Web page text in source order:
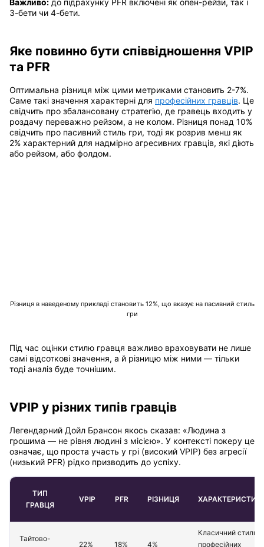
3-бети чи 4-бети.
Яке повинно бути співвідношення VPIP
та PFR
Оптимальна різниця між цими метриками становить 2-7%.
Саме такі значення характерні для професійних гравців. Це
свідчить про збалансовану стратегію, де гравець входить у
роздачу переважно рейзом, а не колом. Різниця понад 10%
свідчить про пасивний стиль гри, тоді як розрив менш як
2% характерний для надмірно агресивних гравців, які діють
або рейзом, або фолдом.
Різниця в наведеному прикладі становить 12%, що вказує на пасивний стиль
гри
Під час оцінки стилю гравця важливо враховувати не лише
самі відсоткові значення, а й різницю між ними — тільки
тоді аналіз буде точнішим.
VPIP у різних типів гравців
Легендарний Дойл Брансон якось сказав: «Людина з
грошима — не рівня людині з місією». У контексті покеру це
означає, що проста участь у грі (високий VPIP) без агресії
(низький PFR) рідко призводить до успіху.
ТИП
ГРАВЦЯ
VPIP PFR РІЗНИЦЯ
Тайтово-
22% 18% 4%
Класичний стиль
професійних